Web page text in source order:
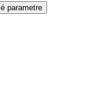
parametre